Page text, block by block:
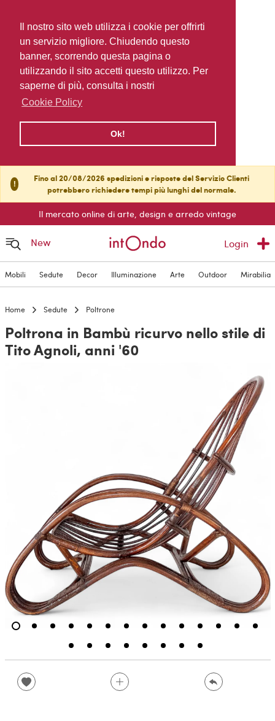
Il nostro sito web utilizza i cookie per offrirti
un servizio migliore. Chiudendo questo
banner, scorrendo questa pagina o
utilizzando il sito accetti questo utilizzo. Per
saperne di più, consulta i nostri
Cookie Policy
Ok!
!
Fino al 20/08/2026 spedizioni e risposte del Servizio Clienti
potrebbero richiedere tempi più lunghi del normale.
Il mercato online di arte, design e arredo vintage
New Login
Mobili Sedute Decor Illuminazione Arte Outdoor Mirabilia
Home Sedute Poltrone
Poltrona in Bambù ricurvo nello stile di
Tito Agnoli, anni '60